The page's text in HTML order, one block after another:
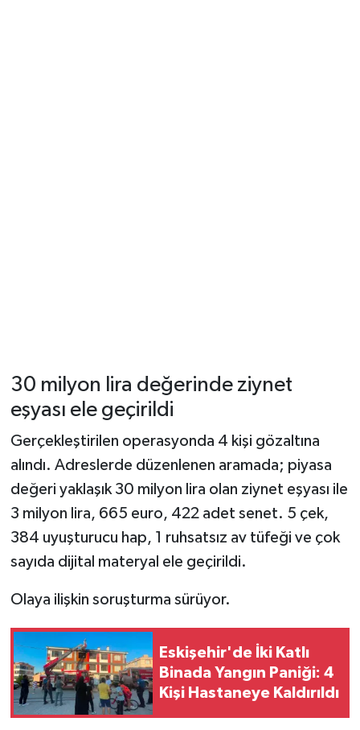
30 milyon lira değerinde ziynet
eşyası ele geçirildi
Gerçekleştirilen operasyonda 4 kişi gözaltına
alındı. Adreslerde düzenlenen aramada; piyasa
değeri yaklaşık 30 milyon lira olan ziynet eşyası ile
3 milyon lira, 665 euro, 422 adet senet. 5 çek,
384 uyuşturucu hap, 1 ruhsatsız av tüfeği ve çok
sayıda dijital materyal ele geçirildi.
Olaya ilişkin soruşturma sürüyor.
Eskişehir'de İki Katlı
Binada Yangın Paniği: 4
Kişi Hastaneye Kaldırıldı